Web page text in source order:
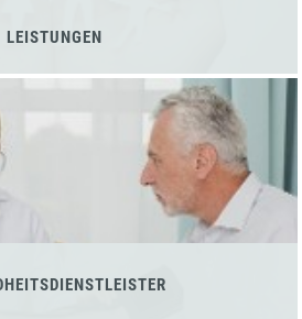
LEISTUNGEN